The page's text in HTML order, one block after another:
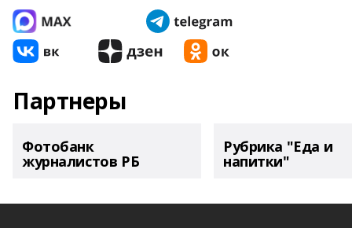
Партнеры
Фотобанк
журналистов РБ
Рубрика "Еда и
напитки"